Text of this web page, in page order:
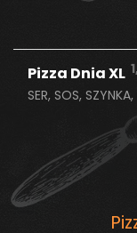
Pizza Dnia XL
SER, SOS,